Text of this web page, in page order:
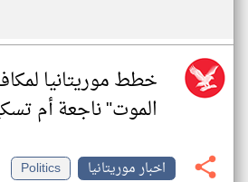
خطط موريتانيا
الموت" ناجعة أم
اخبار موريتانيا
Politics